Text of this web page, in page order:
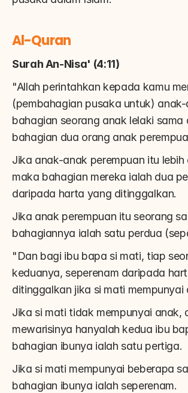
Al-Quran
Surah An-Nisa' (4:11)
"Allah perintahkan kepada kamu
(pembahagian pusaka untuk)
bahagian seorang anak lelaki sama
bahagian dua orang anak
Jika anak-anak perempuan itu lebih
maka bahagian mereka ialah dua
daripada harta yang ditinggalkan.
Jika anak perempuan itu seorang
bahagiannya ialah satu perdua
"Dan bagi ibu bapa si mati, tiap
keduanya, seperenam daripada
ditinggalkan jika si mati mempunyai
Jika si mati tidak mempunyai anak,
mewarisinya hanyalah kedua ibu
bahagian ibunya ialah satu pertiga.
Jika si mati mempunyai beberapa
bahagian ibunya ialah seperenam.